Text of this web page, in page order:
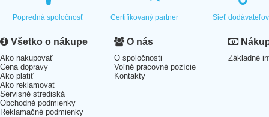
Popredná spoločnosť Certifikovaný partner Sieť dodávateľov
Všetko o nákupe
Ako nakupovať
Cena dopravy
Ako platiť
Ako reklamovať
Servisné strediská
Obchodné podmienky
Reklamačné podmienky
O nás
O spoločnosti
Voľné pracovné pozície
Kontakty
Základné